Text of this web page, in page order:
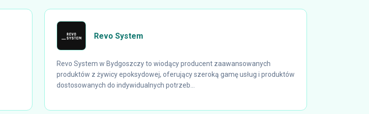
Revo System
Revo System w Bydgoszczy to wiodący producent zaawansowanych
produktów z żywicy epoksydowej, oferujący szeroką gamę usług i produktów
dostosowanych do indywidualnych potrzeb...